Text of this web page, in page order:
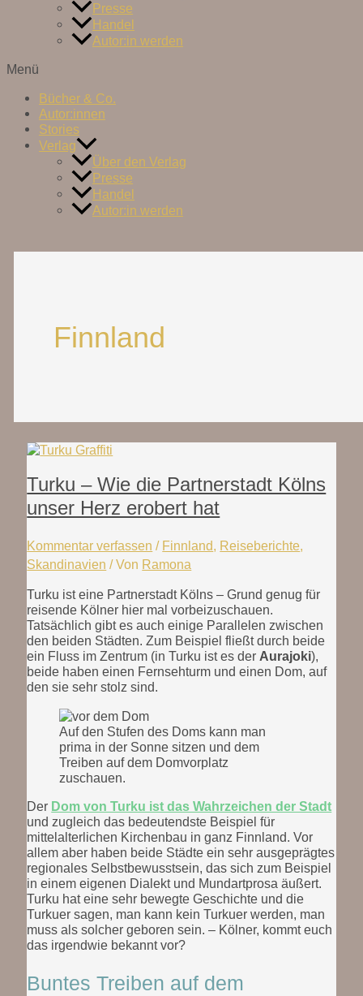
Presse
Handel
Autor:in werden
Menü
Bücher & Co.
Autor:innen
Stories
Verlag
Über den Verlag
Presse
Handel
Autor:in werden
Finnland
Turku – Wie die Partnerstadt Kölns
unser Herz erobert hat
Kommentar verfassen / Finnland, Reiseberichte,
Skandinavien / Von Ramona
Turku ist eine Partnerstadt Kölns – Grund genug für
reisende Kölner hier mal vorbeizuschauen.
Tatsächlich gibt es auch einige Parallelen zwischen
den beiden Städten. Zum Beispiel fließt durch beide
ein Fluss im Zentrum (in Turku ist es der Aurajoki),
beide haben einen Fernsehturm und einen Dom, auf
den sie sehr stolz sind.
Auf den Stufen des Doms kann man
prima in der Sonne sitzen und dem
Treiben auf dem Domvorplatz
zuschauen.
Der Dom von Turku ist das Wahrzeichen der Stadt
und zugleich das bedeutendste Beispiel für
mittelalterlichen Kirchenbau in ganz Finnland. Vor
allem aber haben beide Städte ein sehr ausgeprägtes
regionales Selbstbewusstsein, das sich zum Beispiel
in einem eigenen Dialekt und Mundartprosa äußert.
Turku hat eine sehr bewegte Geschichte und die
Turkuer sagen, man kann kein Turkuer werden, man
muss als solcher geboren sein. – Kölner, kommt euch
das irgendwie bekannt vor?
Buntes Treiben auf dem